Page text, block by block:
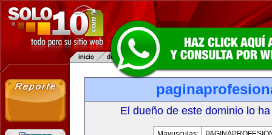
El dueño de este dominio lo